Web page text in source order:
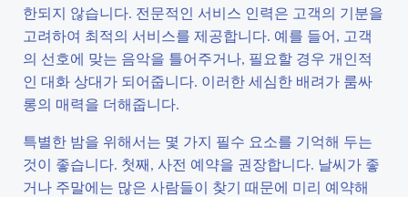
한되지 않습니다. 전문적인 서비스 인력은 고객의 기분을
고려하여 최적의 서비스를 제공합니다. 예를 들어, 고객
의 선호에 맞는 음악을 틀어주거나, 필요할 경우 개인적
인 대화 상대가 되어줍니다. 이러한 세심한 배려가 룸싸
롱의 매력을 더해줍니다.
특별한 밤을 위해서는 몇 가지 필수 요소를 기억해 두는
것이 좋습니다. 첫째, 사전 예약을 권장합니다. 날씨가 좋
거나 주말에는 많은 사람들이 찾기 때문에 미리 예약해